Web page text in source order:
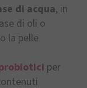
di acqua, in
di oli o
la pelle
per